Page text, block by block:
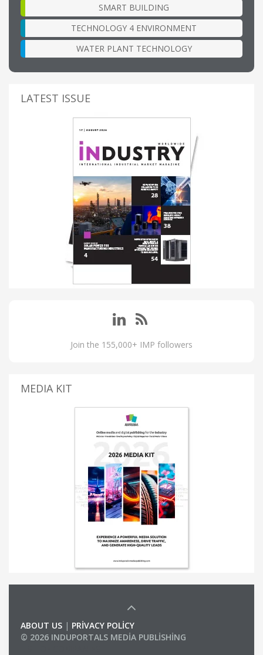
SMART BUILDING
TECHNOLOGY 4 ENVIRONMENT
WATER PLANT TECHNOLOGY
LATEST ISSUE
Join the 155,000+ IMP followers
MEDIA KIT
ABOUT US | PRIVACY POLICY
© 2026 INDUPORTALS MEDIA PUBLISHING